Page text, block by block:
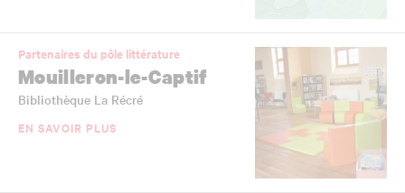
Partenaires du pôle littérature
Mouilleron-le-Captif
Bibliothèque La Récré
EN SAVOIR PLUS